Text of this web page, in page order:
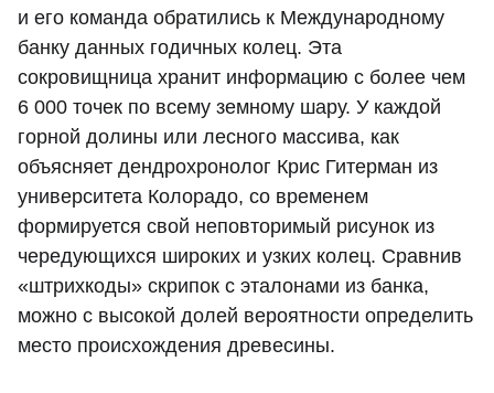
и его команда обратились к Международному
банку данных годичных колец. Эта
сокровищница хранит информацию с более чем
6 000 точек по всему земному шару. У каждой
горной долины или лесного массива, как
объясняет дендрохронолог Крис Гитерман из
университета Колорадо, со временем
формируется свой неповторимый рисунок из
чередующихся широких и узких колец. Сравнив
«штрихкоды» скрипок с эталонами из банка,
можно с высокой долей вероятности определить
место происхождения древесины.